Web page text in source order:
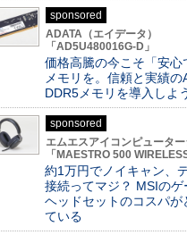
sponsored
ADATA（エイデータ）
「AD5U480016G-D」
価格高騰の今こそ「安心
メモリを。信頼と実績の
DDR5メモリを導入しよ
sponsored
エムエスアイコンピュータ
「MAESTRO 500 WIRELESS
約1万円でノイキャン、
接続ってマジ？ MSIのゲ
ヘッドセットのコスパが
ている